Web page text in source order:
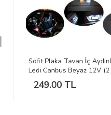
Carmind Kartal
Led Beyaz
299.00 TL